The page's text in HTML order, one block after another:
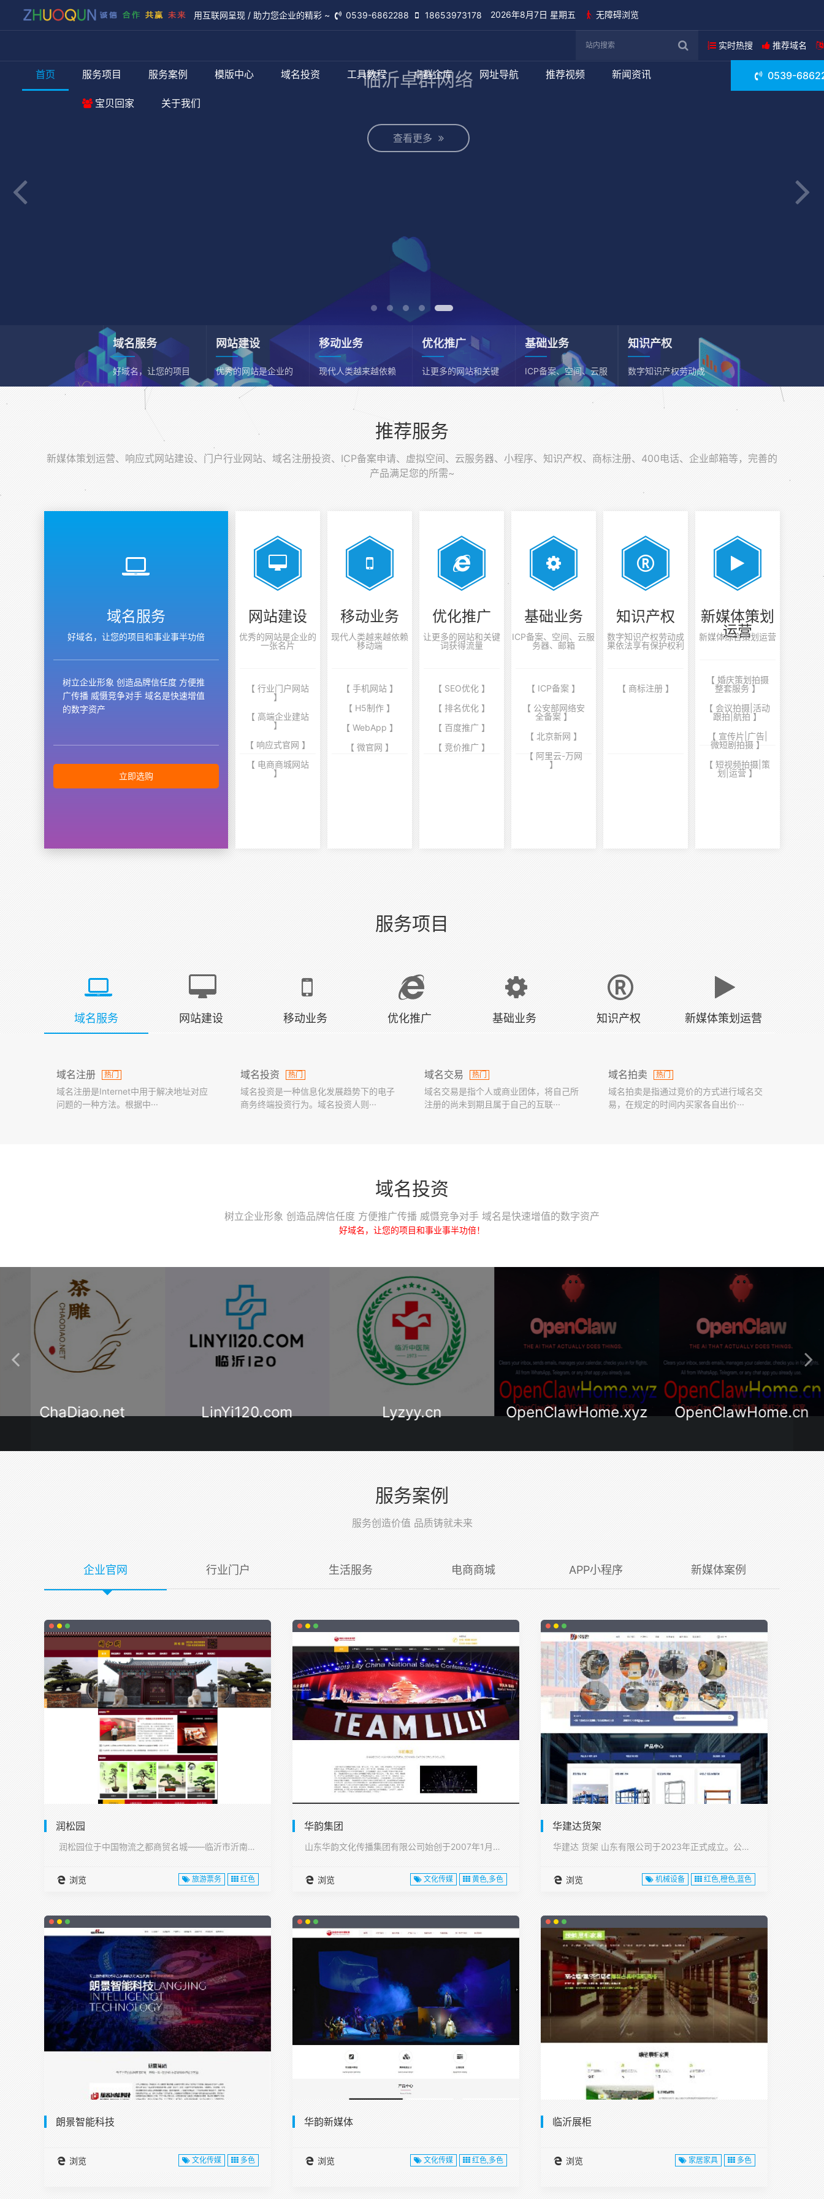
用互联网呈现 / 助力您企业的精彩 ~ 0539-6862288 18653973178 2026年8月7日 星期五 无障碍浏览
实时热搜 推荐域名
首页 服务项目 服务案例 模版中心 域名投资 工具教程 卓群企库 网址导航 推荐视频 新闻资讯
宝贝回家 关于我们
0539-
临沂卓群网络
域名服务
好域名，让您的项目
和事业事半功倍
网站建设
优秀的网站是企业的
一张名片
移动业务
现代人类越来越依赖
移动端
优化推广
让更多的网站和关键
词获得流量
基础业务
ICP备案、空间、云服
务器、邮箱
知识产权
数字知识产权劳动成
果依法享有保护权利
新媒体策划运营
新媒体综合策划运营 推荐服务
新媒体策划运营、响应式网站建设、门户行业网站、域名注册投资、ICP备案申请、虚拟空间、云服务器、小程序、知识产权、商标注册、400电话、企业邮箱等，完善的
产品满足您的所需~
域名服务
好域名，让您的项目和事业事半功倍
树立企业形象 创造品牌信任度 方便推
广传播 威慑竞争对手 域名是快速增值
的数字资产
立即选购
网站建设
优秀的网站是企业的
一张名片
【 行业门户网站
】
【 高端企业建站
】
【 响应式官网 】
【 电商商城网站
】
移动业务
现代人类越来越依赖
移动端
【 手机网站 】
【 H5制作 】
【 WebApp 】
【 微官网 】
优化推广
让更多的网站和关键
词获得流量
【 SEO优化 】
【 排名优化 】
【 百度推广 】
【 竞价推广 】
基础业务
ICP备案、空间、云服
务器、邮箱
【 ICP备案 】
【 公安部网络安
全备案 】
【 北京新网 】
【 阿里云-万网
】
知识产权
数字知识产权劳动成
果依法享有保护权利
【 商标注册 】
新媒体策划
运营
新媒体综合策划运营
【 婚庆策划拍摄
整套服务 】
【 会议拍摄|活动
跟拍|航拍 】
【 宣传片|广告|
微短剧拍摄 】
【 短视频拍摄|策
划|运营 】
服务项目
域名服务 网站建设 移动业务 优化推广 基础业务 知识产权 新媒体策划运营
域名注册 热门
域名注册是Internet中用于解决地址对应
问题的一种方法。根据中···
域名投资 热门
域名投资是一种信息化发展趋势下的电子
商务终端投资行为。域名投资人则···
域名交易 热门
域名交易是指个人或商业团体，将自己所
注册的尚未到期且属于自己的互联···
域名拍卖 热门
域名拍卖是指通过竞价的方式进行域名交
易，在规定的时间内买家各自出价···
域名投资
树立企业形象 创造品牌信任度 方便推广传播 威慑竞争对手 域名是快速增值的数字资产
好域名，让您的项目和事业事半功倍！
ChaDiao.net LinYi120.com Lyzyy.cn OpenClawHome.xyz OpenClawHome.cn
服务案例
服务创造价值 品质铸就未来
企业官网 行业门户 生活服务 电商商城 APP小程序 新媒体案例
润松园
润松园位于中国物流之都商贸名城——临沂市沂南县,···
浏览 旅游票务 红色
华韵集团
山东华韵文化传播集团有限公司始创于2007年1月，注册资本1···
浏览 文化传媒 黄色,多色
华建达货架
华建达 货架 山东有限公司于2023年正式成立。公司位于山东···
浏览 机械设备 红色,橙色,蓝色
朗景智能科技
浏览 文化传媒 多色
华韵新媒体
浏览 文化传媒 红色,多色
临沂展柜
浏览 家居家具 多色